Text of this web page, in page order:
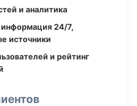
и аналитика
информация 24/7,
источники
и рейтинг